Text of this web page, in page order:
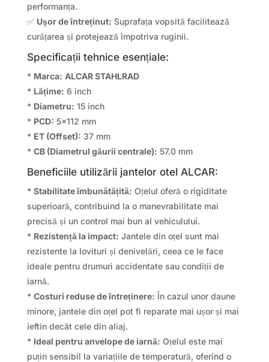
performanța.
✅ Ușor de întreținut: Suprafața vopsită facilitează
curățarea și protejează împotriva ruginii.
Specificații tehnice esențiale:
* Marca: ALCAR STAHLRAD
* Lățime: 6 inch
* Diametru: 15 inch
* PCD: 5×112 mm
* ET (Offset): 37 mm
* CB (Diametrul găurii centrale): 57.0 mm
Beneficiile utilizării jantelor otel ALCAR:
* Stabilitate îmbunătățită: Oțelul oferă o rigiditate
superioară, contribuind la o manevrabilitate mai
precisă și un control mai bun al vehiculului.
* Rezistență la impact: Jantele din oțel sunt mai
rezistente la lovituri și denivelări, ceea ce le face
ideale pentru drumuri accidentate sau condiții de
iarnă.
* Costuri reduse de întreținere: În cazul unor daune
minore, jantele din oțel pot fi reparate mai ușor și mai
ieftin decât cele din aliaj.
* Ideal pentru anvelope de iarnă: Oțelul este mai
puțin sensibil la variațiile de temperatură, oferind o